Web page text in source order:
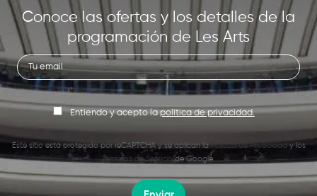
Conoce las ofertas y los detalles de la
programación de Les Arts
Entiendo y acepto lapolítica de privacidad.
Este sitio está protegido por reCAPTCHA y se aplican laPolítica de Privacidad y los
Términos de Serviciode Google.